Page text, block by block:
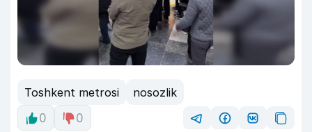
Toshkent metrosi
nosozlik
0
0